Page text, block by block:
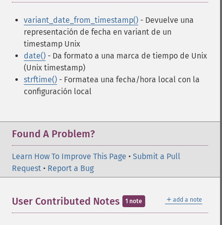
variant_date_from_timestamp() - Devuelve una
representación de fecha en variant de un
timestamp Unix
date() - Da formato a una marca de tiempo de Unix
(Unix timestamp)
strftime() - Formatea una fecha/hora local con la
configuración local
Found A Problem?
Learn How To Improve This Page • Submit a Pull
Request • Report a Bug
＋ add a note
User Contributed Notes 1 note